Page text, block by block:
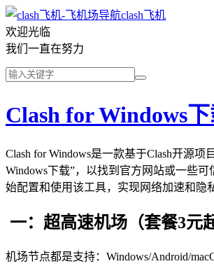
clash飞机
欢迎光临
我们一直在努力
Clash for Windows
Clash for Windows是一款基于Clash开源
Windows下载”，以找到官方网站或一些
始配置和使用该工具，实现网络加速和隐
一：超高速机场（套餐3元
机场节点都是支持：Windows/Android/